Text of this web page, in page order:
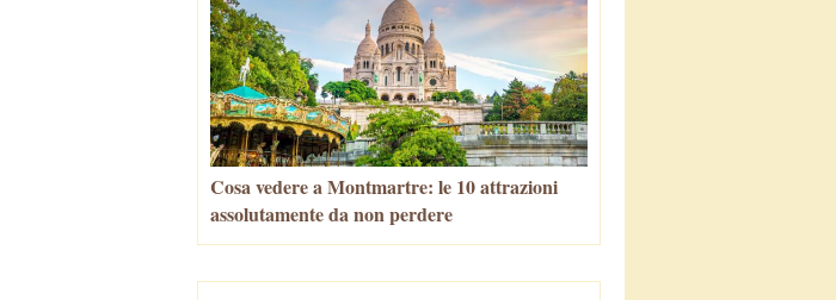
Cosa vedere a Montmartre: le 10 attrazioni
assolutamente da non perdere